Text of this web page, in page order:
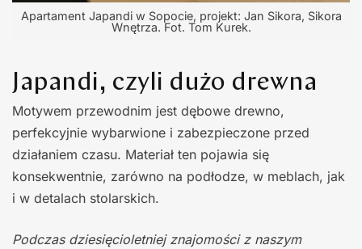
Apartament Japandi w Sopocie, projekt: Jan Sikora, Sikora
Wnętrza. Fot. Tom Kurek.
Japandi, czyli dużo drewna
Motywem przewodnim jest dębowe drewno,
perfekcyjnie wybarwione i zabezpieczone przed
działaniem czasu. Materiał ten pojawia się
konsekwentnie, zarówno na podłodze, w meblach, jak
i w detalach stolarskich.
Podczas dziesięcioletniej znajomości z naszym